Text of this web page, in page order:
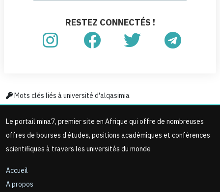
RESTEZ CONNECTÉS !
Mots clés liés à université d'alqasimia
Le portail mina7, premier site en Afrique qui offre de nombreuses
offres de bourses d’études, positions académiques et conférences
scientifiques à travers les universités du monde
Accueil
A propos